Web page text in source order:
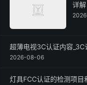
详解
超薄电视3C认证内容_3C
2026-08-06
灯具FCC认证的检测项目